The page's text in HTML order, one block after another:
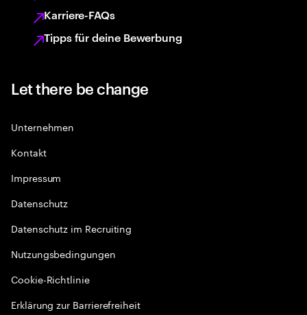
Karriere-FAQs
Tipps für deine Bewerbung
Let there be change
Unternehmen
Kontakt
Impressum
Datenschutz
Datenschutz im Recruiting
Nutzungsbedingungen
Cookie-Richtlinie
Erklärung zur Barrierefreiheit